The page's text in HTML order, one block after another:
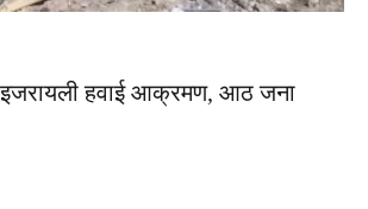
इजरायली हवाई आक्रमण, आठ जना